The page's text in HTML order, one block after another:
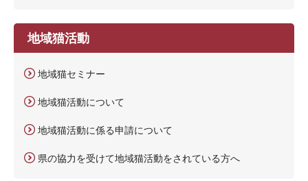
地域猫活動
地域猫セミナー
地域猫活動について
地域猫活動に係る申請について
県の協力を受けて地域猫活動をされている方へ